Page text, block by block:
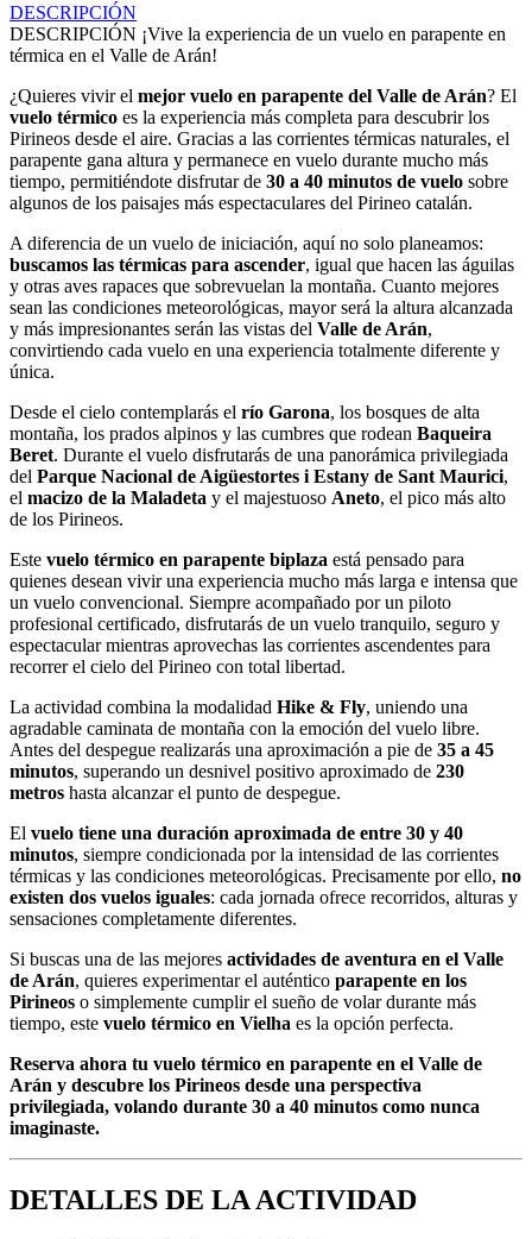
DESCRIPCIÓN
DESCRIPCIÓN ¡Vive la experiencia de un vuelo en parapente en
térmica en el Valle de Arán!
¿Quieres vivir el mejor vuelo en parapente del Valle de Arán? El
vuelo térmico es la experiencia más completa para descubrir los
Pirineos desde el aire. Gracias a las corrientes térmicas naturales, el
parapente gana altura y permanece en vuelo durante mucho más
tiempo, permitiéndote disfrutar de 30 a 40 minutos de vuelo sobre
algunos de los paisajes más espectaculares del Pirineo catalán.
A diferencia de un vuelo de iniciación, aquí no solo planeamos:
buscamos las térmicas para ascender, igual que hacen las águilas
y otras aves rapaces que sobrevuelan la montaña. Cuanto mejores
sean las condiciones meteorológicas, mayor será la altura alcanzada
y más impresionantes serán las vistas del Valle de Arán,
convirtiendo cada vuelo en una experiencia totalmente diferente y
única.
Desde el cielo contemplarás el río Garona, los bosques de alta
montaña, los prados alpinos y las cumbres que rodean Baqueira
Beret. Durante el vuelo disfrutarás de una panorámica privilegiada
del Parque Nacional de Aigüestortes i Estany de Sant Maurici,
el macizo de la Maladeta y el majestuoso Aneto, el pico más alto
de los Pirineos.
Este vuelo térmico en parapente biplaza está pensado para
quienes desean vivir una experiencia mucho más larga e intensa que
un vuelo convencional. Siempre acompañado por un piloto
profesional certificado, disfrutarás de un vuelo tranquilo, seguro y
espectacular mientras aprovechas las corrientes ascendentes para
recorrer el cielo del Pirineo con total libertad.
La actividad combina la modalidad Hike & Fly, uniendo una
agradable caminata de montaña con la emoción del vuelo libre.
Antes del despegue realizarás una aproximación a pie de 35 a 45
minutos, superando un desnivel positivo aproximado de 230
metros hasta alcanzar el punto de despegue.
El vuelo tiene una duración aproximada de entre 30 y 40
minutos, siempre condicionada por la intensidad de las corrientes
térmicas y las condiciones meteorológicas. Precisamente por ello, no
existen dos vuelos iguales: cada jornada ofrece recorridos, alturas y
sensaciones completamente diferentes.
Si buscas una de las mejores actividades de aventura en el Valle
de Arán, quieres experimentar el auténtico parapente en los
Pirineos o simplemente cumplir el sueño de volar durante más
tiempo, este vuelo térmico en Vielha es la opción perfecta.
Reserva ahora tu vuelo térmico en parapente en el Valle de
Arán y descubre los Pirineos desde una perspectiva
privilegiada, volando durante 30 a 40 minutos como nunca
imaginaste.
DETALLES DE LA ACTIVIDAD